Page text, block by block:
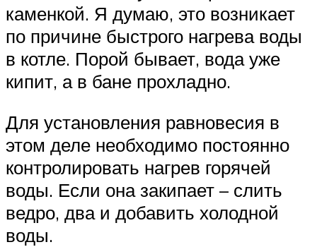
каменкой. Я думаю, это возникает
по причине быстрого нагрева воды
в котле. Порой бывает, вода уже
кипит, а в бане прохладно.
Для установления равновесия в
этом деле необходимо постоянно
контролировать нагрев горячей
воды. Если она закипает – слить
ведро, два и добавить холодной
воды.